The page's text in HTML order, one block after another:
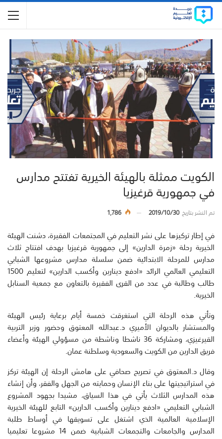
الكويت ممثلة بالهيئة الخيرية تفتتح مدارس
في جمهورية قرغيزيا
تم النشر بتاريخ2019/10/30
1,786
في إطار تركيزها على نشر التعليم في المجتمعات الفقيرة، دشنت الهيئة
الخيرية رحلة «زمرة الدارين» إلى جمهورية قرغيزيا بهدف افتتاح ثلاث
مدارس للمرحلة الابتدائية ضمن سلسلة مدارس مشروعها الشبابي
التعليمي العالمي الرائد «ادفع دينارين وأكسب الدارين» لتعليم 1500
طالب وطالبة في عدد من القرى الفقيرة بالتعاون مع جمعية السنابل
الخيرية.
وتأتي هذه الرحلة التي استغرقت خمسة أيام برعاية رئيس الهيئة
والمستشار بالديوان الأميري د.عبدالله المعتوق وحضور وزير التربية
القيرغيزي، ومشاركة 36 ناشطا وناشطة من مسؤولي الهيئة وأعضاء
فريق الدارين من الكويت والسعودية وسلطنة عمان.
وقال د.المعتوق في تصريح صحافي على هامش الرحلة إن الهيئة تركز
في استراتيجيتها على بناء الإنسان وحمايته من الجهل والفقر، وأن إنشاء
هذه المدارس الثلاث يأتي في هذا السياق، مشيدا بجهود المشروع
الشبابي التعليمي «ادفع دينارين وأكسب الدارين» التابع للهيئة الخيرية
الإسلامية العالمية الذي اشتغل على تسويقها في أوساط طلبة
المدارس والجامعات والتجمعات الشبابية ضمن 14 مشروعا تعليميا